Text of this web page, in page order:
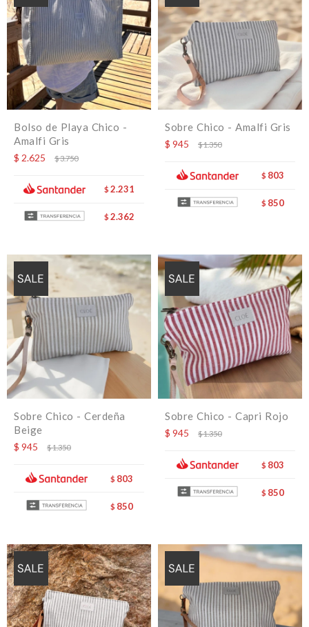
Bolso de Playa Chico -
Amalfi Gris
$ 2.625 $3.750
$ 2.231
$ 2.362
Sobre Chico - Amalfi Gris
$ 945 $1.350
$ 803
$ 850
Sobre Chico - Cerdeña
Beige
$ 945 $1.350
$ 803
$ 850
Sobre Chico - Capri Rojo
$ 945 $1.350
$ 803
$ 850